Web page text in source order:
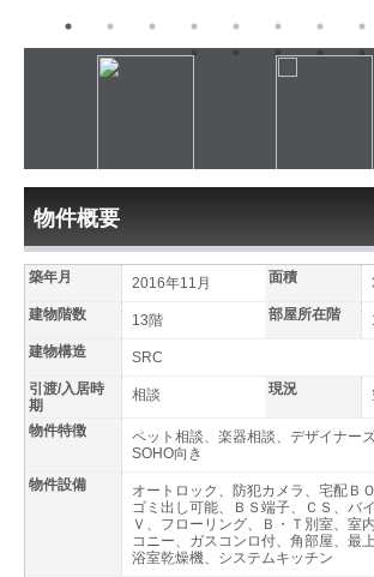
物件概要
築年月 2016年11月 面積
建物階数
13階 部屋所在階
建物構造
SRC
引渡/入居時
期
相談 現況
物件特徴
ペット相談、楽器相談、デザイナー
SOHO向き
物件設備
オートロック、防犯カメラ、宅配Ｂ
ゴミ出し可能、ＢＳ端子、ＣＳ、バ
Ｖ、フローリング、Ｂ・Ｔ別室、室
コニー、ガスコンロ付、角部屋、最
浴室乾燥機、システムキッチン